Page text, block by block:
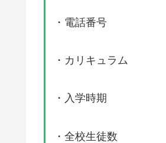
・電話番号 ：
・カリキュラム
・入学時期 ：8
・全校生徒数